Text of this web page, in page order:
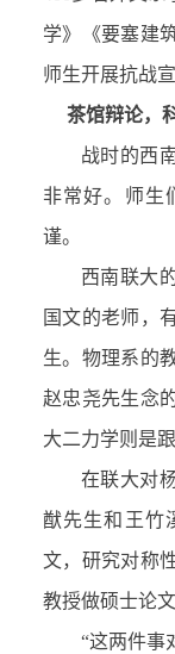
学》《要塞建
师生开展抗战
茶馆辩论，
战时的西
非常好。师生
谨。
西南联大
国文的老师，
生。物理系的
赵忠尧先生念
大二力学则是
在联大对
猷先生和王竹
文，研究对称
教授做硕士论
“这两件事